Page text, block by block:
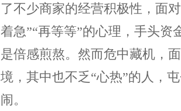
了不少商家的经营积极性，面
着急”“再等等”的心理，手头资
是倍感煎熬。然而危中藏机，
境，其中也不乏“心热”的人，
闹。